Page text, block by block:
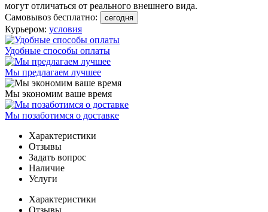
могут отличаться от реального внешнего вида.
Самовывоз бесплатно:
сегодня
Курьером: условия
Удобные способы оплаты
Мы предлагаем лучшее
Мы экономим ваше время
Мы позаботимся о доставке
Характеристики
Отзывы
Задать вопрос
Наличие
Услуги
Характеристики
Отзывы